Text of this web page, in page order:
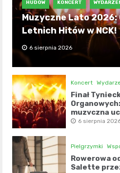
HUDOW KONCERT
Muzyczne Lato 2026:
Letnich Hitów w NCK!
6 sierpnia 2026
Koncert
Finał
muzyczną
6 sierpnia
Pielgrzymki
Rowerowa
Salette